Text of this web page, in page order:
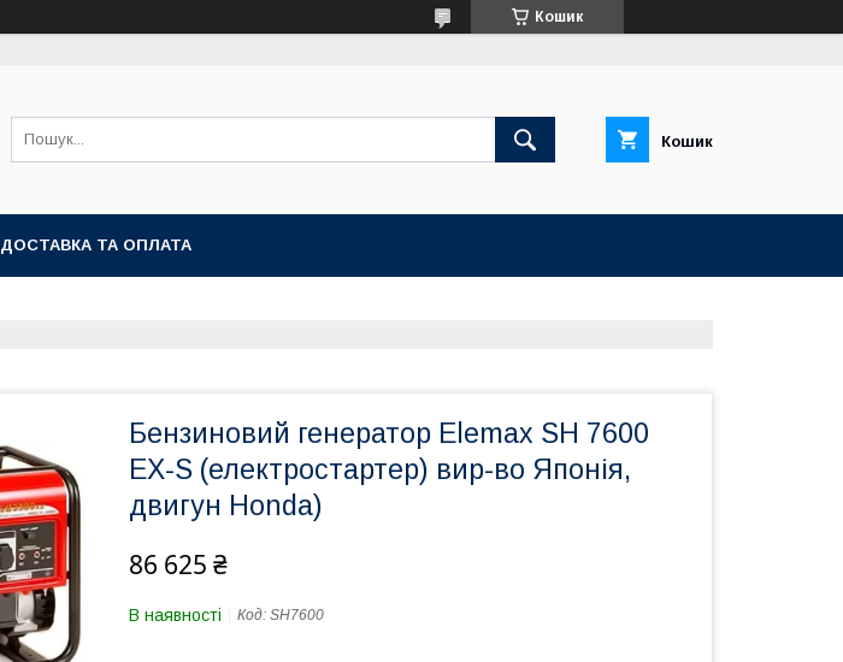
Кошик
Кошик
ДОСТАВКА ТА ОПЛАТА
Бензиновий генератор Elemax SH 7600
EX-S (електростартер) вир-во Японія,
двигун Honda)
86 625 ₴
В наявності Код: SH7600